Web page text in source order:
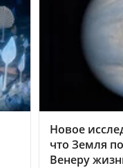
Новое
что Земля
Венеру